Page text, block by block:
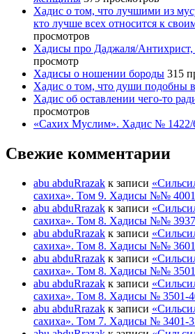
Хадис о том, что лучшими из
кто лучше всех относится к
просмотров
Хадисы про Даджаля/
просмотр
Хадисы о ношении бороды 315
Хадис о том, что души подобны
Хадис об оставлении чего-то
просмотров
«Сахих Муслим». Хадис № 1422/
Свежие комментарии
abu abduRrazak к записи
сахиха». Том 9. Хадисы №№
abu abduRrazak к записи
сахиха». Том 8. Хадисы №№
abu abduRrazak к записи
сахиха». Том 8. Хадисы №№
abu abduRrazak к записи
сахиха». Том 8. Хадисы №№
abu abduRrazak к записи
сахиха». Том 8. Хадисы № 3501-
abu abduRrazak к записи
сахиха». Том 7. Хадисы № 3401-